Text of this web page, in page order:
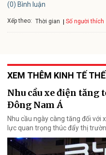
(0) Bình luận
Xếp theo: Thời gian Số người thích
XEM THÊM KINH TẾ
Nhu cầu xe điện
Đông Nam Á
Nhu cầu ngày càng tăng đối với
lực quan trọng thúc đẩy thị